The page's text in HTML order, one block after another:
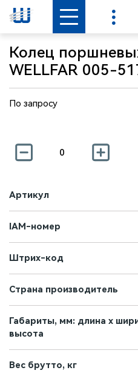
Колец
WELLFAR 005-
По запросу
Артикул
IAM-номер
Штрих-код
Страна производитель
Габариты, мм: длина х
высота
Вес брутто, кг